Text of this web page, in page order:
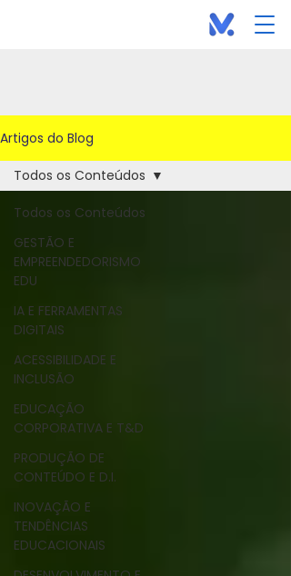
Artigos do Blog
Todos os Conteúdos
GESTÃO E
EMPREENDEDORISMO
EDU
IA E FERRAMENTAS
DIGITAIS
ACESSIBILIDADE E
INCLUSÃO
EDUCAÇÃO
CORPORATIVA E T&D
PRODUÇÃO DE
CONTEÚDO E D.I.
INOVAÇÃO E
TENDÊNCIAS
EDUCACIONAIS
Todos os Conteúdos